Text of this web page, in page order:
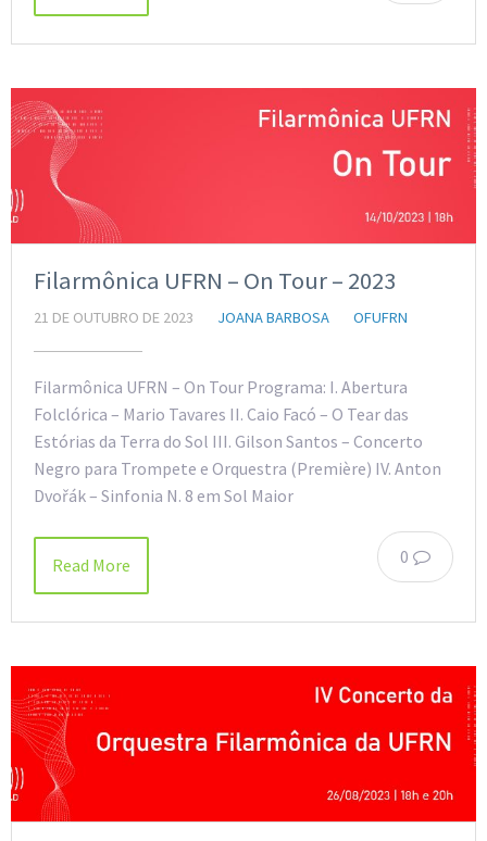
Filarmônica UFRN – On Tour – 2023
21 DE OUTUBRO DE 2023 JOANA BARBOSA OFUFRN
Filarmônica UFRN – On Tour Programa: I. Abertura
Folclórica – Mario Tavares II. Caio Facó – O Tear das
Estórias da Terra do Sol III. Gilson Santos – Concerto
Negro para Trompete e Orquestra (Première) IV. Anton
Dvořák – Sinfonia N. 8 em Sol Maior
0
Read More